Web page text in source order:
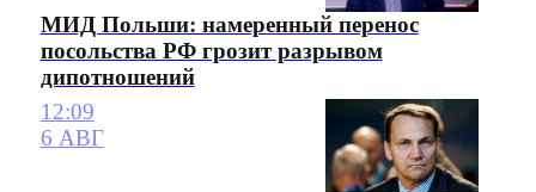
МИД Польши: намеренный перенос
посольства РФ грозит разрывом
дипотношений
12:09
6 АВГ